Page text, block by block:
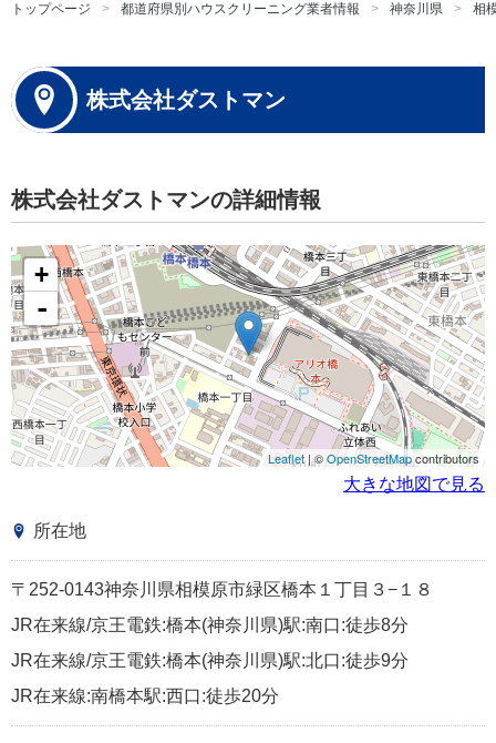
トップページ 都道府県別ハウスクリーニング業者情報 神奈川県 相
株式会社ダストマン
株式会社ダストマンの詳細情報
+
-
Leaflet| ©OpenStreetMapcontributors
大きな地図で見る
所在地
〒252-0143神奈川県相模原市緑区橋本１丁目３−１８
JR在来線/京王電鉄:橋本(神奈川県)駅:南口:徒歩8分
JR在来線/京王電鉄:橋本(神奈川県)駅:北口:徒歩9分
JR在来線:南橋本駅:西口:徒歩20分